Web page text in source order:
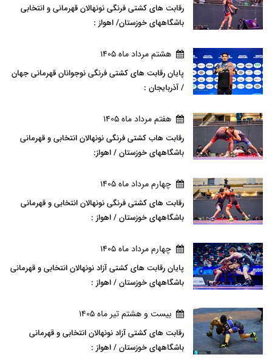
رقابت های کشتی فرنگی نونهالان قهرمانی و انتخابی
باشگاههای خوزستان/ اهواز :
هشتم مرداد ماه 1405
پایان رقابت های کشتی فرنگی نوجوانان قهرمانی جهان
/ آذربایجان :
هفتم مرداد ماه 1405
رقابت هاب کشتی فرنگی نونهالان انتخابی و قهرمانی
باشگاههای خوزستان / اهواز:
چهارم مرداد ماه 1405
رقابت های کشتی فرنگی نونهالان انتخابی و قهرمانی
باشگاههای خوزستان / اهواز :
چهارم مرداد ماه 1405
پایان رقابت های کشتی آزاد نونهالان انتخابی و قهرمانی
باشگاههای خوزستان / اهواز :
بيست و هشتم تير ماه 1405
رقابت های کشتی آزاد نونهالان انتخابی و قهرمانی
باشگاههای خوزستان / اهواز :